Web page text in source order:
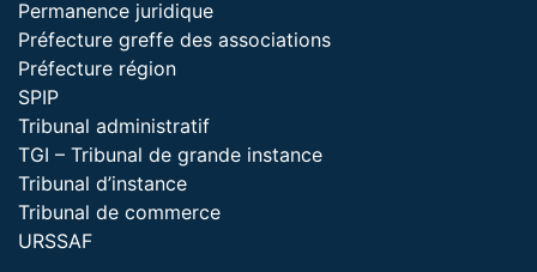
Permanence juridique
Préfecture greffe des associations
Préfecture région
SPIP
Tribunal administratif
TGI – Tribunal de grande instance
Tribunal d’instance
Tribunal de commerce
URSSAF